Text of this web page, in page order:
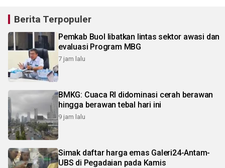
Berita Terpopuler
Pemkab Buol libatkan lintas sektor awasi dan
evaluasi Program MBG
7 jam lalu
BMKG: Cuaca RI didominasi cerah berawan
hingga berawan tebal hari ini
9 jam lalu
Simak daftar harga emas Galeri24-Antam-
UBS di Pegadaian pada Kamis